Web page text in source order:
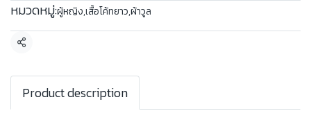
หมวดหมู่:ผู้หญิง,เสื้อโค้ทยาว,ผ้าวูล
แชร์
Product description